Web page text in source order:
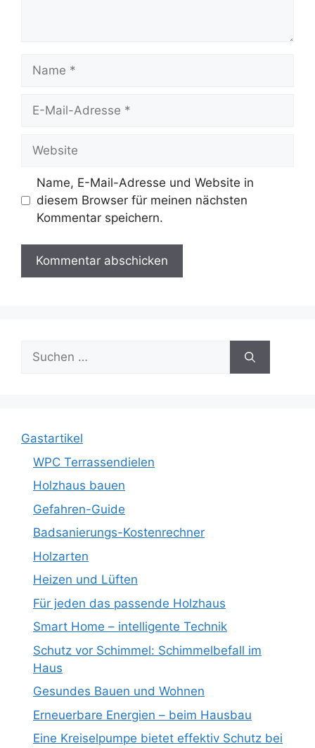
Mail-
Name, E-Mail-Adresse und Website in
diesem Browser für meinen nächsten
Kommentar speichern.
Suche
nach:
Gastartikel
WPC Terrassendielen
Holzhaus bauen
Gefahren-Guide
Badsanierungs-Kostenrechner
Holzarten
Heizen und Lüften
Für jeden das passende Holzhaus
Smart Home – intelligente Technik
Schutz vor Schimmel: Schimmelbefall im
Haus
Gesundes Bauen und Wohnen
Erneuerbare Energien – beim Hausbau
Eine Kreiselpumpe bietet effektiv Schutz bei